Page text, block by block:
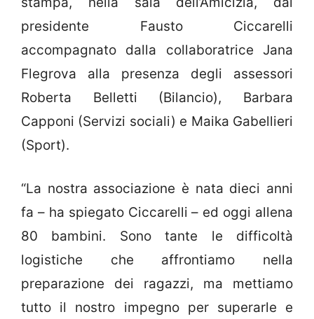
presidente Fausto Ciccarelli
accompagnato dalla collaboratrice Jana
Flegrova alla presenza degli assessori
Roberta Belletti (Bilancio), Barbara
Capponi (Servizi sociali) e Maika Gabellieri
(Sport).
“La nostra associazione è nata dieci anni
fa – ha spiegato Ciccarelli – ed oggi allena
80 bambini. Sono tante le difficoltà
logistiche che affrontiamo nella
preparazione dei ragazzi, ma mettiamo
tutto il nostro impegno per superarle e